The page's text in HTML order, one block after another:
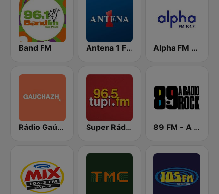
Band FM Antena 1 FM Alpha FM 101.7
Rádio Gaúcha ZH Super Rádio Tupi 89 FM - A Rádio Rock